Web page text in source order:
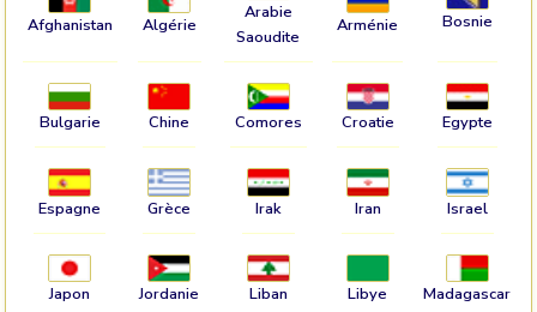
Afghanistan Algérie
Arabie
Saoudite
Arménie Bosnie
Bulgarie Chine Comores Croatie Egypte
Espagne Grèce Irak Iran Israel
Japon Jordanie Liban Libye Madagascar